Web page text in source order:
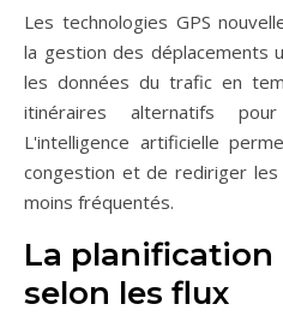
Les technologies GPS
la gestion des déplacements
les données du trafic en
itinéraires alternatifs
L'intelligence artificielle
congestion et de rediriger
moins fréquentés.
La planification
selon les flux